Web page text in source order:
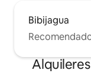
Bibijagua